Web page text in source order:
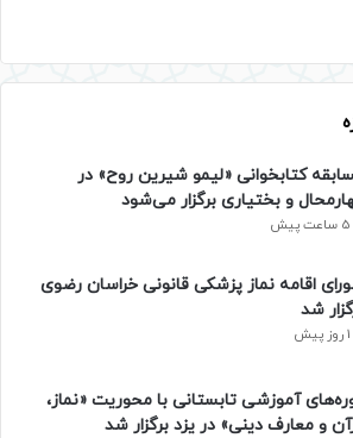
کتابخوانی «لیمو شیرین روح» در
و بختیاری برگزار می‌شود
5 ساعت پیش
اقامه نماز پزشکی قانونی خراسان رضوی
شد
1 روز پیش
آموزشی تابستانی با محوریت «نماز،
و معارف دینی» در یزد برگزار شد